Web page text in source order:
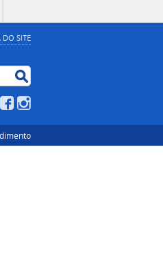
DO SITE
YouTubeFacebook